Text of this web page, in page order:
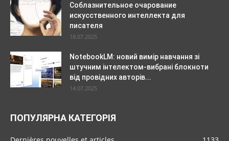
Соблазнительное очарование
искусственного интеллекта для
писателя
18.07.2025
NotebookLM: новий вимір навчання зі
штучним інтелектом-вибрані блокноти
від провідних авторів...
14.07.2025
ПОПУЛЯРНА КАТЕГОРІЯ